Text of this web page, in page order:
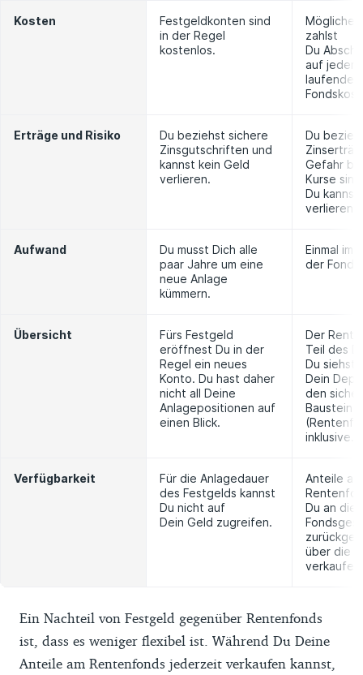
anbieten.
Die Auswahl der Festgeldangebote erhebt
der hier bereitgestellten Informationen. Für
Schäden aus fehlerhaften Daten oder
durch die Nutzung des Vergleichs
Kosten
Festgeldkonten sind
in der Regel
kostenlos.
zahlst
Du
auf jeden
laufende
Erträge und Risiko
Du beziehst sichere
Zinsgutschriften und
kannst kein Geld
verlieren.
Du
Gefahr
Kurse
Du kannst
verlieren.
Aufwand
Du musst Dich alle
paar Jahre um eine
neue Anlage
kümmern.
Einmal im
der
Übersicht
Fürs Festgeld
eröffnest Du in der
Regel ein neues
Konto. Du hast daher
nicht all Deine
Anlagepositionen auf
einen Blick.
Der
Teil des
Du siehst
Dein
den
Baustein
inklusive.
Verfügbarkeit
Für die Anlagedauer
des Festgelds kannst
Du nicht auf
Dein Geld zugreifen.
Anteile am
Du an die
über die
verkaufen.
Ein Nachteil von Festgeld gegenüber Rentenfonds
ist, dass es weniger flexibel ist. Während Du Deine
Anteile am Rentenfonds jederzeit verkaufen kannst,